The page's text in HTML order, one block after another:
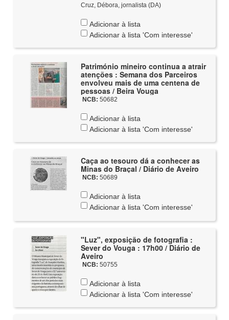
Cruz, Débora, jornalista (DA)
Adicionar à lista
Adicionar à lista 'Com interesse'
Património mineiro continua a atrair
atenções : Semana dos Parceiros
envolveu mais de uma centena de
pessoas / Beira Vouga
NCB: 50682
Adicionar à lista
Adicionar à lista 'Com interesse'
Caça ao tesouro dá a conhecer as
Minas do Braçal / Diário de Aveiro
NCB: 50689
Adicionar à lista
Adicionar à lista 'Com interesse'
"Luz", exposição de fotografia :
Sever do Vouga : 17h00 / Diário de
Aveiro
NCB: 50755
Adicionar à lista
Adicionar à lista 'Com interesse'